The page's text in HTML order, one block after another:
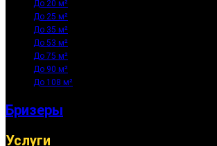
До 20 м²
До 25 м²
До 35 м²
До 53 м²
До 75 м²
До 90 м²
До 108 м²
Бризеры
Услуги